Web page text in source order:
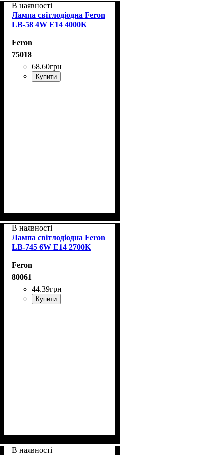
В наявності
Лампа світлодіодна Feron
LB-58 4W E14 4000K
Feron
75018
68.60грн
Купити
В наявності
Лампа світлодіодна Feron
LB-745 6W E14 2700K
Feron
80061
44.39грн
Купити
В наявності